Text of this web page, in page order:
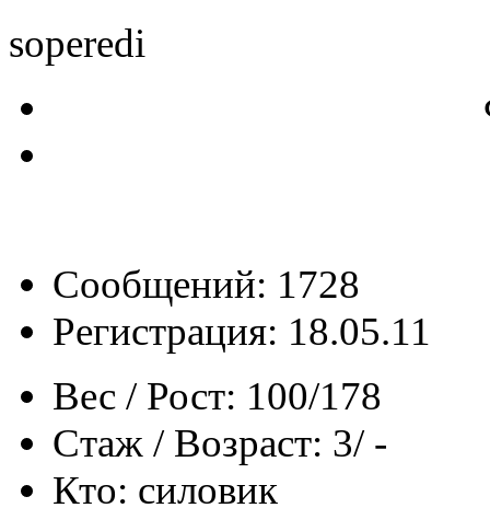
soperedi
Сообщений: 1728
Регистрация: 18.05.11
Вес / Рост: 100/178
Стаж / Возраст: 3/ -
Кто: силовик